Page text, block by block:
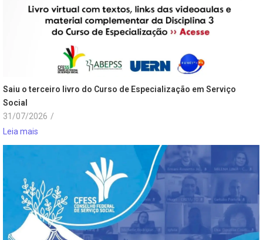
Saiu o terceiro livro do Curso de Especialização em Serviço
Social
31/07/2026 /
Leia mais